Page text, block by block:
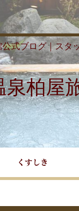
式ブログ｜スタ
泉柏屋
くすしき